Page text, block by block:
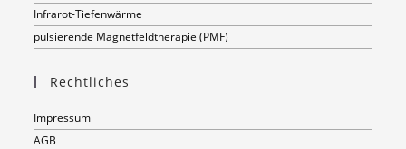
Infrarot-Tiefenwärme
pulsierende Magnetfeldtherapie (PMF)
Rechtliches
Impressum
AGB